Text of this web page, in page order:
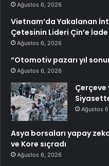
Ağustos 6, 2026
Vietnam’da Yakalanan
Çetesinin Lideri Çin’e
Ağustos 6, 2026
“Otomotiv pazarı yıl
Ağustos 6, 2026
Çerçeve
Ağustos
Asya borsaları yapay
ve Kore sıçradı
Ağustos 6, 2026